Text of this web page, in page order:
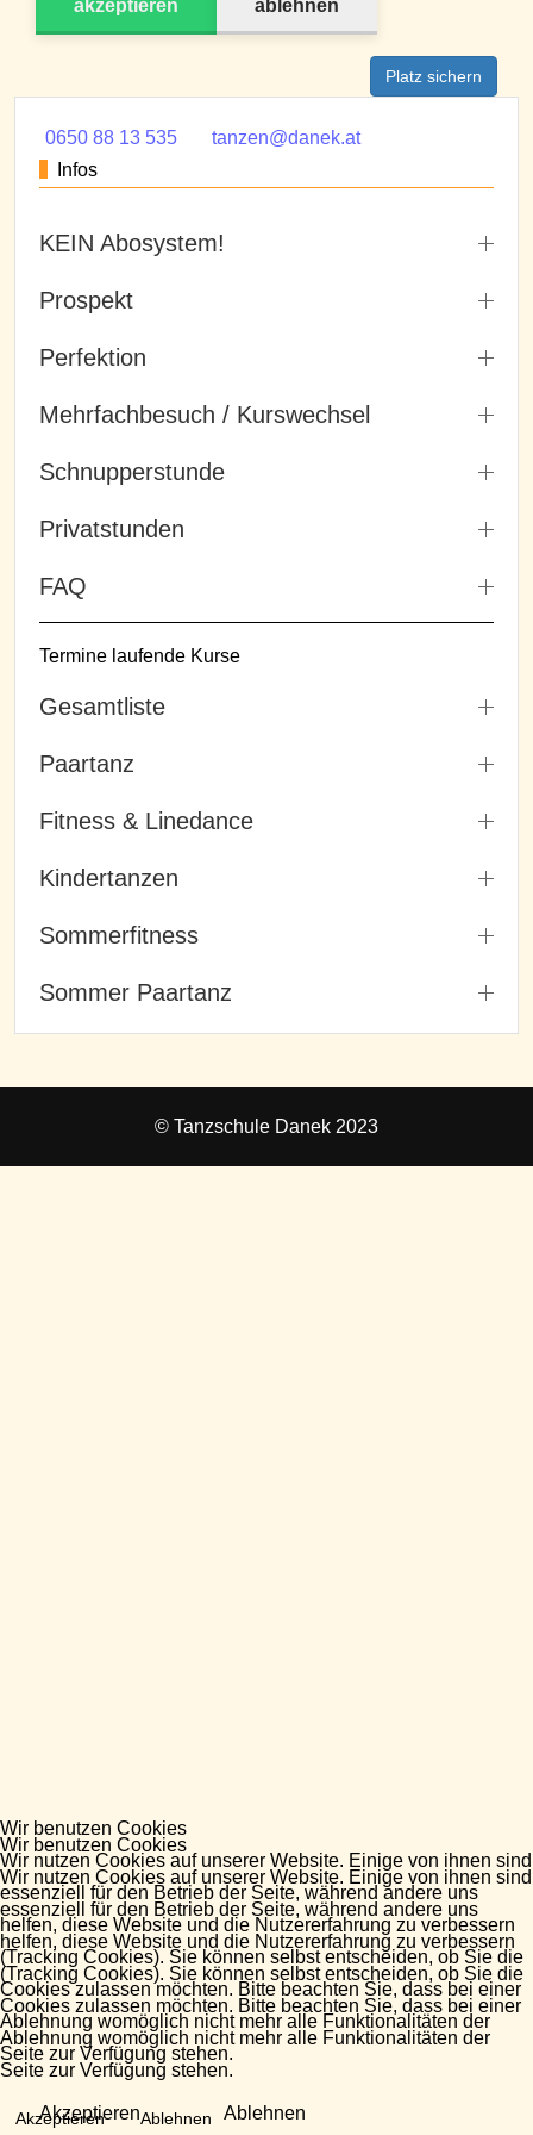
akzeptieren ablehnen
Wir benutzen Cookies
Wir nutzen Cookies auf unserer Website. Einige von ihnen sind
essenziell für den Betrieb der Seite, während andere uns
helfen, diese Website und die Nutzererfahrung zu verbessern
(Tracking Cookies). Sie können selbst entscheiden, ob Sie die
Cookies zulassen möchten. Bitte beachten Sie, dass bei einer
Ablehnung womöglich nicht mehr alle Funktionalitäten der
Seite zur Verfügung stehen.
Akzeptieren Ablehnen
Platz sichern
0650 88 13 535
tanzen@danek.at
Infos
KEIN Abosystem!
Prospekt
Perfektion
Mehrfachbesuch / Kurswechsel
Schnupperstunde
Privatstunden
FAQ
Termine laufende Kurse
Gesamtliste
Paartanz
Fitness & Linedance
Kindertanzen
Sommerfitness
Sommer Paartanz
© Tanzschule Danek 2023
Wir benutzen Cookies
Wir nutzen Cookies auf unserer Website. Einige von ihnen sind
essenziell für den Betrieb der Seite, während andere uns
helfen, diese Website und die Nutzererfahrung zu verbessern
(Tracking Cookies). Sie können selbst entscheiden, ob Sie die
Cookies zulassen möchten. Bitte beachten Sie, dass bei einer
Ablehnung womöglich nicht mehr alle Funktionalitäten der
Seite zur Verfügung stehen.
Akzeptieren Ablehnen